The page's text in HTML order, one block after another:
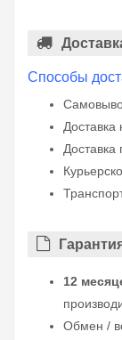
Способы
Доставка
Доставка
12
Обмен /